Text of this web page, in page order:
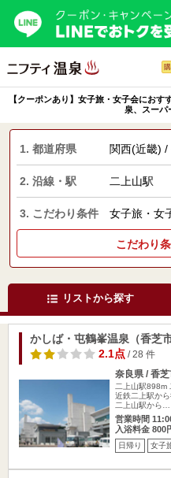
【クーポンあり】女子旅・女子会にお
泉、スーパ
1. 都道府県 関西(近畿) /
2. 沿線・駅 二上山駅
3. こだわり条件 女子旅・女
こだわり
リストから探す
かしば・屯鶴峯温泉（香芝
2.1点/ 28 件
奈良県 / 香
二上山駅898m
近鉄二上駅か
二上山駅から…
営業時間
入浴料金 800
日帰り 女子